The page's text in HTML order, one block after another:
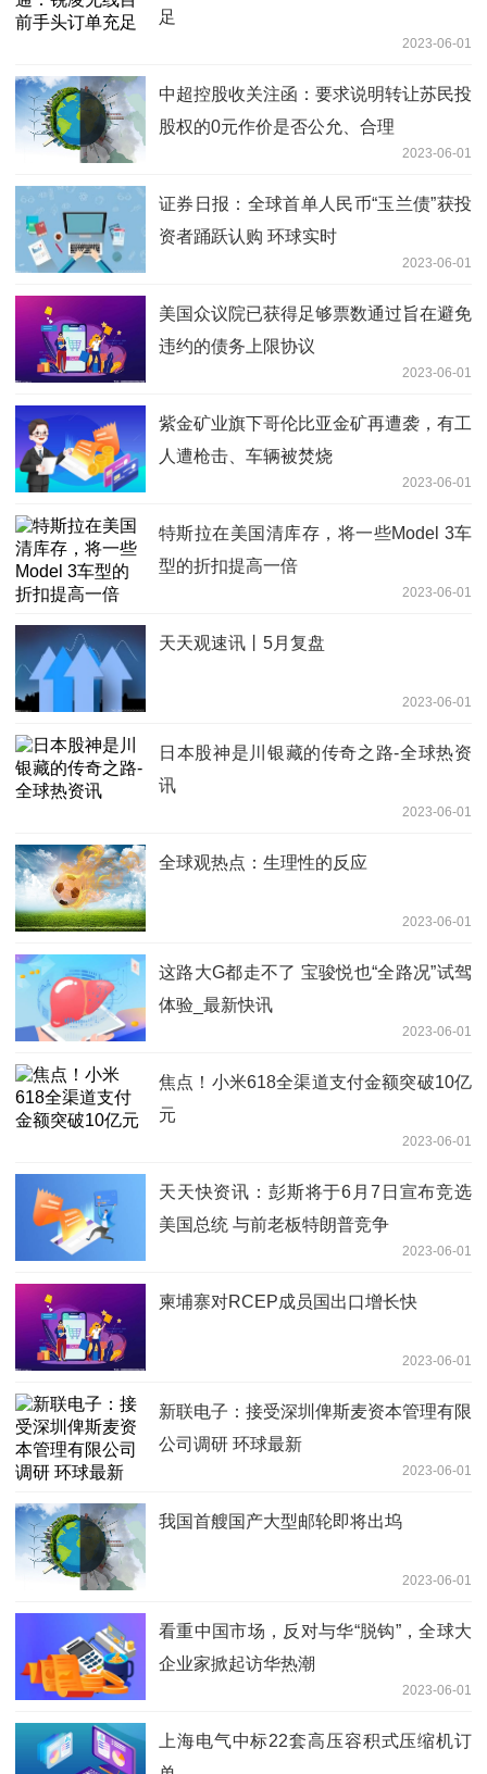
足
2023-06-01
中超控股收关注函：要求说明转让苏民投
股权的0元作价是否公允、合理
2023-06-01
证券日报：全球首单人民币“玉兰债”获投
资者踊跃认购 环球实时
2023-06-01
美国众议院已获得足够票数通过旨在避免
违约的债务上限协议
2023-06-01
紫金矿业旗下哥伦比亚金矿再遭袭，有工
人遭枪击、车辆被焚烧
2023-06-01
特斯拉在美国清库存，将一些Model 3车
型的折扣提高一倍
2023-06-01
天天观速讯丨5月复盘
2023-06-01
日本股神是川银藏的传奇之路-全球热资
讯
2023-06-01
全球观热点：生理性的反应
2023-06-01
这路大G都走不了 宝骏悦也“全路况”试驾
体验_最新快讯
2023-06-01
焦点！小米618全渠道支付金额突破10亿
元
2023-06-01
天天快资讯：彭斯将于6月7日宣布竞选
美国总统 与前老板特朗普竞争
2023-06-01
柬埔寨对RCEP成员国出口增长快
2023-06-01
新联电子：接受深圳俾斯麦资本管理有限
公司调研 环球最新
2023-06-01
我国首艘国产大型邮轮即将出坞
2023-06-01
看重中国市场，反对与华“脱钩”，全球大
企业家掀起访华热潮
2023-06-01
上海电气中标22套高压容积式压缩机订